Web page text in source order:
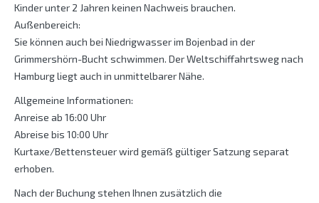
Kinder unter 2 Jahren keinen Nachweis brauchen.
Außenbereich:
Sie können auch bei Niedrigwasser im Bojenbad in der
Grimmershörn-Bucht schwimmen. Der Weltschiffahrtsweg nach
Hamburg liegt auch in unmittelbarer Nähe.
Allgemeine Informationen:
Anreise ab 16:00 Uhr
Abreise bis 10:00 Uhr
Kurtaxe/Bettensteuer wird gemäß gültiger Satzung separat
erhoben.
Nach der Buchung stehen Ihnen zusätzlich die